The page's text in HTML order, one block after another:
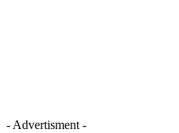
- Advertisment -